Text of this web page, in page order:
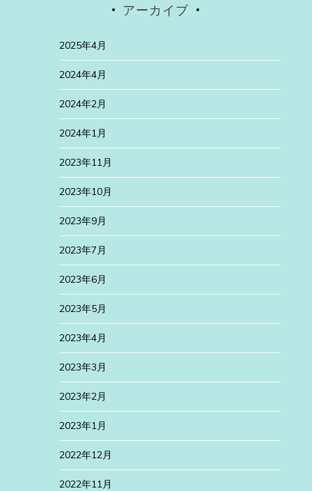
アーカイブ
2025年4月
2024年4月
2024年2月
2024年1月
2023年11月
2023年10月
2023年9月
2023年7月
2023年6月
2023年5月
2023年4月
2023年3月
2023年2月
2023年1月
2022年12月
2022年11月